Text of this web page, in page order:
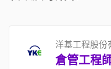
洋基工程股份
倉管工程